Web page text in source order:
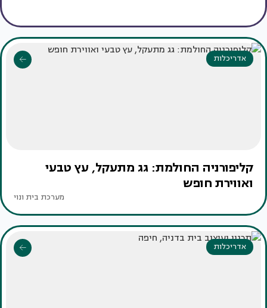
אדריכלות
קליפורניה החולמת: גג מתעקל, עץ טבעי
ואווירת חופש
מערכת בית ונוי
אדריכלות